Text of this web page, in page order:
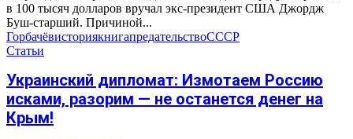
в 100 тысяч долларов вручал экс-президент США Джордж
Буш-старший. Причиной...
ГорбачёвисториякнигапредательствоСССР
Статьи
Украинский дипломат: Измотаем Россию
исками, разорим — не останется денег на
Крым!